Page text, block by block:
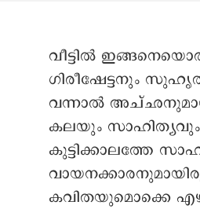
വീട്ടിൽ
ഗിരീഷേട്ടനും
വന്നാൽ
കലയും സാഹിത്യവും
കുട്ടിക്കാലത്തേ
കവിതയുമൊക്കെ